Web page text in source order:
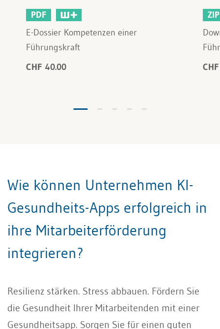
PDF
E-Dossier Kompetenzen einer
Führungskraft
CHF 40.00
ZIP
Wie können Unternehmen KI-
Gesundheits-Apps erfolgreich in
ihre Mitarbeiterförderung
integrieren?
Resilienz stärken. Stress abbauen. Fördern Sie
die Gesundheit Ihrer Mitarbeitenden mit einer
Gesundheitsapp. Sorgen Sie für einen guten